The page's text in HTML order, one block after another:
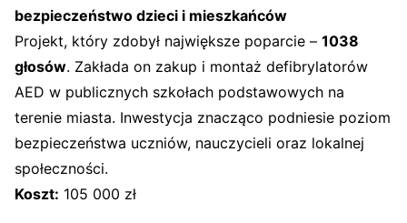
bezpieczeństwo dzieci i mieszkańców
Projekt, który zdobył największe poparcie – 1038
głosów. Zakłada on zakup i montaż defibrylatorów
AED w publicznych szkołach podstawowych na
terenie miasta. Inwestycja znacząco podniesie poziom
bezpieczeństwa uczniów, nauczycieli oraz lokalnej
społeczności.
Koszt: 105 000 zł